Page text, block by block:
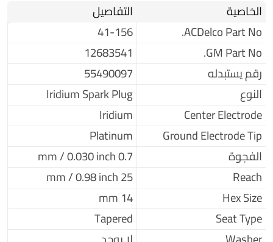
الخاصية
التفاصيل
ACDelco Part No.
41-156
GM Part No.
12683541
رقم يستبدله
55490097
النوع
Iridium Spark Plug
Center Electrode
Iridium
Ground Electrode Tip
Platinum
الفجوة
0.7 mm / 0.030 inch
Reach
25 mm / 0.98 inch
Hex Size
14 mm
Seat Type
Tapered